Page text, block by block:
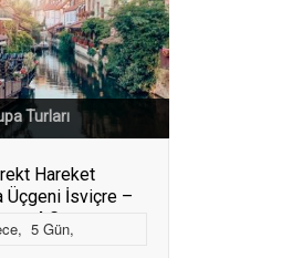
Turları
Hareket
Üçgeni İsviçre –
4 Gece -
30 Aralık Hareket
, 5 Gün,